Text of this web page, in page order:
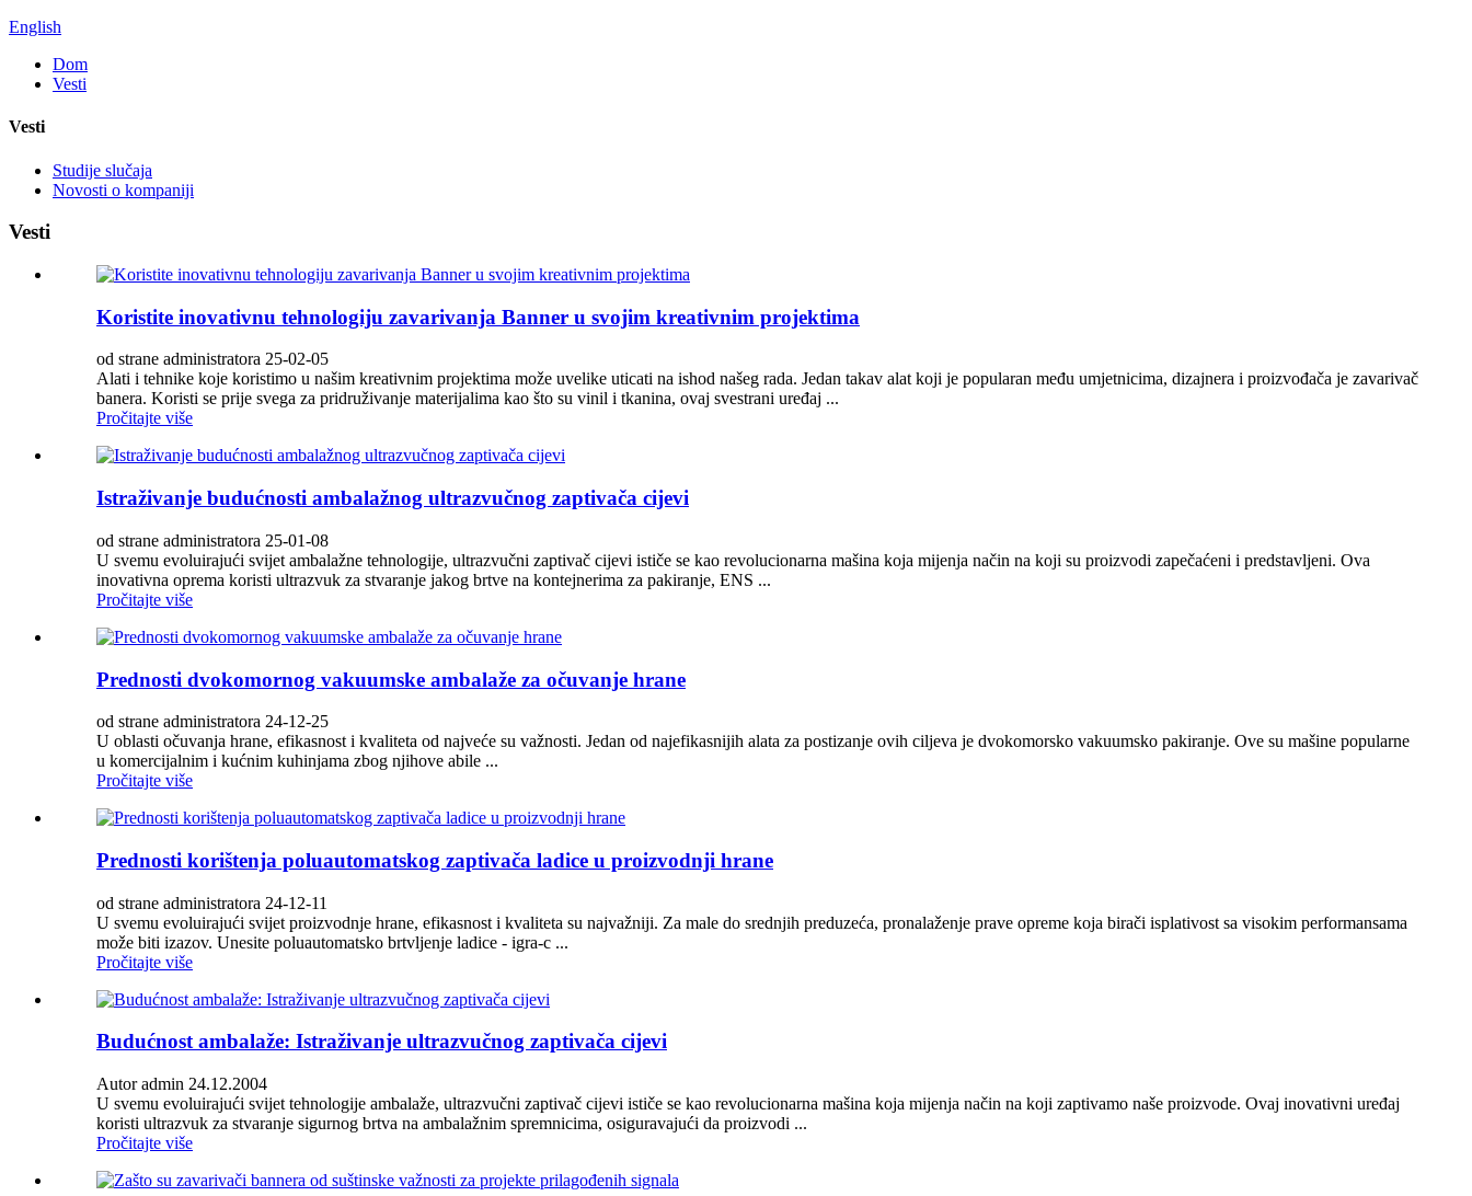
English
Dom
Vesti
Vesti
Studije slučaja
Novosti o kompaniji
Vesti
Koristite inovativnu tehnologiju zavarivanja Banner u svojim kreativnim projektima
od strane administratora 25-02-05
Alati i tehnike koje koristimo u našim kreativnim projektima može uvelike uticati na ishod našeg rada. Jedan takav alat koji je popularan među umjetnicima, dizajnera i proizvođača je zavarivač
banera. Koristi se prije svega za pridruživanje materijalima kao što su vinil i tkanina, ovaj svestrani uređaj ...
Pročitajte više
Istraživanje budućnosti ambalažnog ultrazvučnog zaptivača cijevi
od strane administratora 25-01-08
U svemu evoluirajući svijet ambalažne tehnologije, ultrazvučni zaptivač cijevi ističe se kao revolucionarna mašina koja mijenja način na koji su proizvodi zapečaćeni i predstavljeni. Ova
inovativna oprema koristi ultrazvuk za stvaranje jakog brtve na kontejnerima za pakiranje, ENS ...
Pročitajte više
Prednosti dvokomornog vakuumske ambalaže za očuvanje hrane
od strane administratora 24-12-25
U oblasti očuvanja hrane, efikasnost i kvaliteta od najveće su važnosti. Jedan od najefikasnijih alata za postizanje ovih ciljeva je dvokomorsko vakuumsko pakiranje. Ove su mašine popularne
u komercijalnim i kućnim kuhinjama zbog njihove abile ...
Pročitajte više
Prednosti korištenja poluautomatskog zaptivača ladice u proizvodnji hrane
od strane administratora 24-12-11
U svemu evoluirajući svijet proizvodnje hrane, efikasnost i kvaliteta su najvažniji. Za male do srednjih preduzeća, pronalaženje prave opreme koja birači isplativost sa visokim performansama
može biti izazov. Unesite poluautomatsko brtvljenje ladice - igra-c ...
Pročitajte više
Budućnost ambalaže: Istraživanje ultrazvučnog zaptivača cijevi
Autor admin 24.12.2004
U svemu evoluirajući svijet tehnologije ambalaže, ultrazvučni zaptivač cijevi ističe se kao revolucionarna mašina koja mijenja način na koji zaptivamo naše proizvode. Ovaj inovativni uređaj
koristi ultrazvuk za stvaranje sigurnog brtva na ambalažnim spremnicima, osiguravajući da proizvodi ...
Pročitajte više